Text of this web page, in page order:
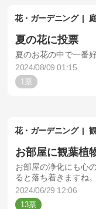
花・ガーデニング
夏の花に投票
夏のお花の中で一番
2024/08/09 01:15
1
花・ガーデニング
お部屋に観葉植
お部屋の浄化にも心
ると落ち着きますね。
2024/06/29 12:06
13